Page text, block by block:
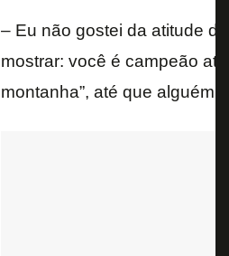
– Eu não gostei da atitude
mostrar: você é campeão
montanha”, até que alguém